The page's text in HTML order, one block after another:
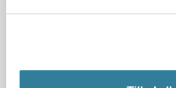
Som konsekvens af